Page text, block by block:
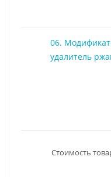
06.
удалитель
Стоимость